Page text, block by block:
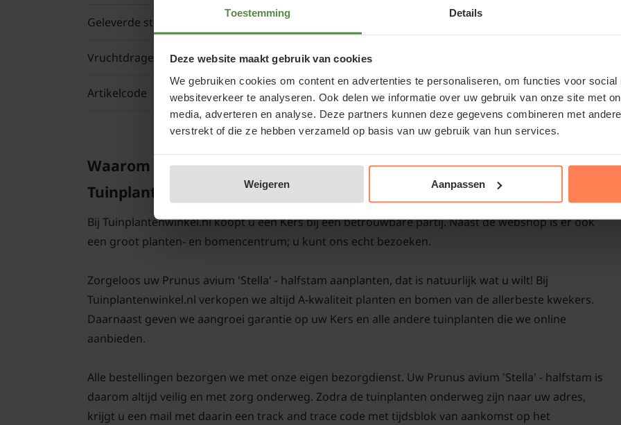
Toestemming Details
Deze website maakt gebruik van cookies
We gebruiken cookies om content en advertenties te personaliseren, om functies voor social
websiteverkeer te analyseren. Ook delen we informatie over uw gebruik van onze site met
media, adverteren en analyse. Deze partners kunnen deze gegevens combineren met
verstrekt of die ze hebben verzameld op basis van uw gebruik van hun services.
Weigeren Aanpassen
Geleverde stam hoogte
Vruchtdragend Eetbare vrucht
Artikelcode 62R48-5094
Prunus avium
boom met een niet te
zijtakken komen.
scheuten van de
houtige tak. Zo wordt
Waarom Prunus avium 'Stella' - halfstam kopen of Kers kopen bij
Tuinplantenwinkel.nl
Bij Tuinplantenwinkel.nl koopt u een Kers bij een betrouwbare partij. Naast de webshop is er ook
een groot planten- en bomencentrum; u kunt ons echt bezoeken.
Zorgeloos uw Prunus avium 'Stella' - halfstam aanplanten, dat is natuurlijk wat u wilt! Bij
Tuinplantenwinkel.nl verkopen we altijd A-kwaliteit planten en bomen van de allerbeste kwekers.
Daarnaast geven we aangroei garantie op uw Kers en alle andere tuinplanten die we online
aanbieden.
Alle bestellingen bezorgen we met onze eigen bezorgdienst. Uw Prunus avium 'Stella' - halfstam is
daarom altijd veilig en met zorg onderweg. Zodra de tuinplanten onderweg zijn naar uw adres,
krijgt u een mail met daarin een track and trace code met tijdsblok van aankomst op het